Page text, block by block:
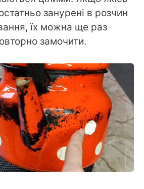
занурені в розчин
їх можна ще раз
замочити.